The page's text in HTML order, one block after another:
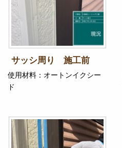
サッシ周り 施工前
使用材料：オートンイクシー
ド